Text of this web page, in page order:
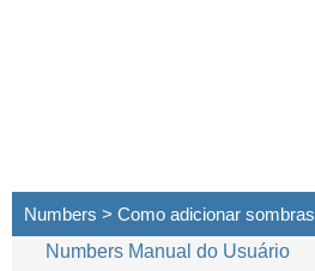
Numbers > Como adicionar sombras
Numbers Manual do Usuário